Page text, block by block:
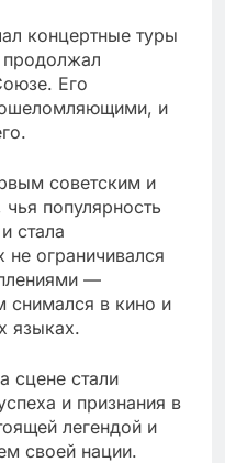
концертные туры
Его
ошеломляющими, и
советским и
популярность
стала
ограничивался
—
снимался в кино и
языках.
сцене стали
и признания в
легендой и
своей нации.